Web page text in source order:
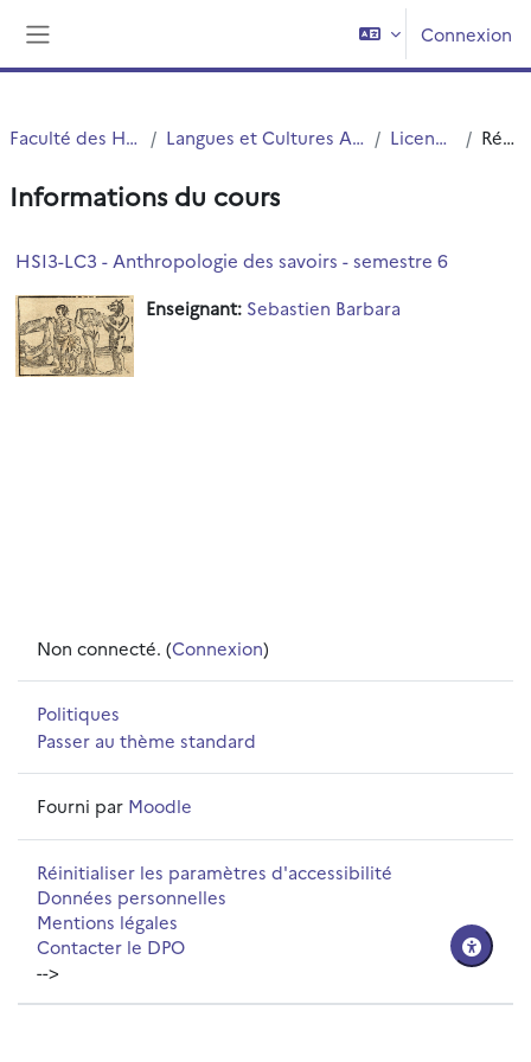
Connexion
Faculté des Humanités Langues et Cultures Antiques (LCA) Licence LCA Résumé
Informations du cours
HSI3-LC3 - Anthropologie des savoirs - semestre 6
Enseignant: Sebastien Barbara
Non connecté. (Connexion)
Politiques
Passer au thème standard
Fourni par Moodle
Réinitialiser les paramètres d'accessibilité
Données personnelles
Mentions légales
Contacter le DPO
-->